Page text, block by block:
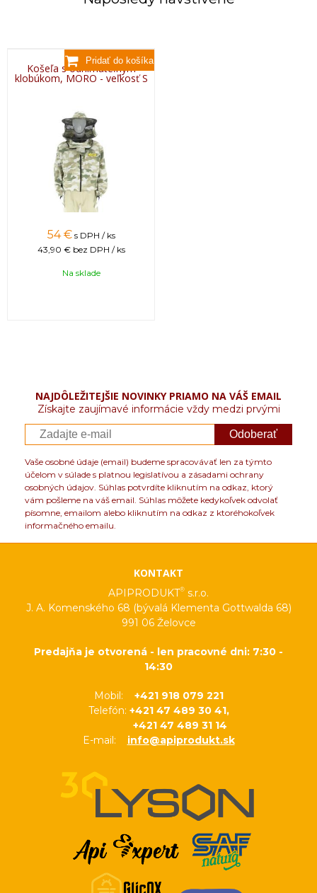
Košeľa s odnímateľným
klobúkom, MORO - veľkosť S
54 € s DPH / ks
43,90 € bez DPH / ks
Na sklade
NAJDÔLEŽITEJŠIE NOVINKY PRIAMO NA VÁŠ EMAIL
Získajte zaujímavé informácie vždy medzi prvými
Odoberať
Vaše osobné údaje (email) budeme spracovávať len za týmto
účelom v súlade s platnou legislatívou a zásadami ochrany
osobných údajov. Súhlas potvrdíte kliknutím na odkaz, ktorý
vám pošleme na váš email. Súhlas môžete kedykoľvek odvolať
písomne, emailom alebo kliknutím na odkaz z ktoréhokoľvek
informačného emailu.
KONTAKT
APIPRODUKT® s.r.o.
J. A. Komenského 68 (bývalá Klementa Gottwalda 68)
991 06 Želovce
Predajňa je otvorená - len pracovné dni: 7:30 -
14:30
Mobil: +421 918 079 221
Telefón: +421 47 489 30 41,
+421 47 489 31 14
E-mail: info@apiprodukt.sk